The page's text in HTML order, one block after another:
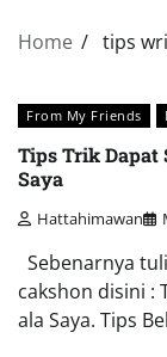
Home tips
From My Friends
Tips Trik Dapat
Saya
Hattahimawan
Sebenarnya
cakshon disini :
ala Saya. Tips